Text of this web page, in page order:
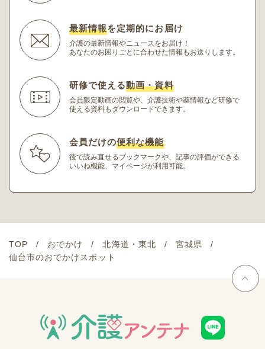
最新情報を定期的にお届け
介護の最新情報やニュースをお届け！
あなたのお困りごとに合わせた情報もお送りします。
研修で使える動画・資料
会員限定動画の閲覧や、介護技術や薬情報など研修で
使える資料もダウンロードできます。
会員だけの便利な機能
後で読み直せるブックマークや、記事の評価ができる
いいね機能、マイページが利用可能。
TOP おでかけ 北海道・東北
宮城県
仙台市のおでかけスポット